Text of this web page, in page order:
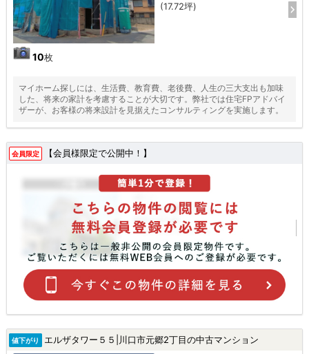
10枚
(17.72坪)
マイホーム探しには、生活費、教育費、老後費、人生の三大支出も加味
した、将来の家計を考慮することが大切です。弊社では住宅FPアドバイ
ザーが、お客様の将来設計を見据えたコンサルティングを実施します。
会員限定 【会員様限定で公開中！】
値下がり エルザタワー５５|川口市元郷2丁目の中古マンション